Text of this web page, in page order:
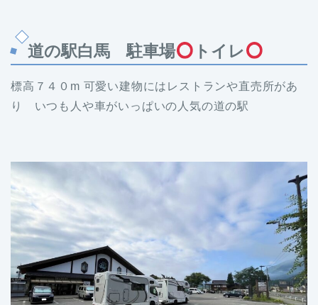
道の駅白馬 駐車場 トイレ
標高７４０m 可愛い建物にはレストランや直売所があ
り いつも人や車がいっぱいの人気の道の駅